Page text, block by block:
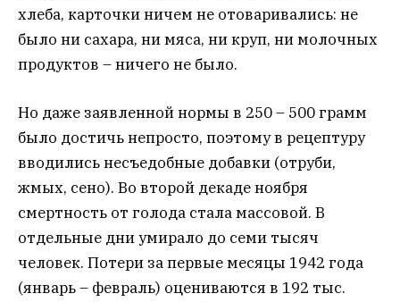
хлеба, карточки ничем не отоваривались: не
было ни сахара, ни мяса, ни круп, ни молочных
продуктов – ничего не было.
Но даже заявленной нормы в 250 – 500 грамм
было достичь непросто, поэтому в рецептуру
вводились несъедобные добавки (отруби,
жмых, сено). Во второй декаде ноября
смертность от голода стала массовой. В
отдельные дни умирало до семи тысяч
человек. Потери за первые месяцы 1942 года
(январь – февраль) оцениваются в 192 тыс.